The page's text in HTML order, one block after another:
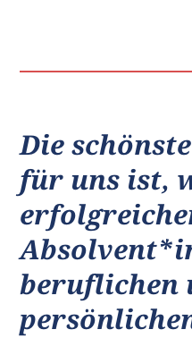
Die
für uns ist,
beruflichen